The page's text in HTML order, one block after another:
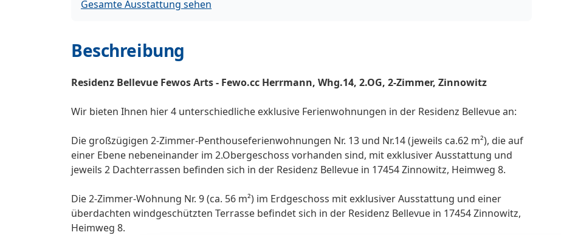
Gesamte Ausstattung sehen
Beschreibung
Residenz Bellevue Fewos Arts - Fewo.cc Herrmann, Whg.14, 2.OG, 2-Zimmer, Zinnowitz
Wir bieten Ihnen hier 4 unterschiedliche exklusive Ferienwohnungen in der Residenz Bellevue an:
Die großzügigen 2-Zimmer-Penthouseferienwohnungen Nr. 13 und Nr.14 (jeweils ca.62 m²), die auf
einer Ebene nebeneinander im 2.Obergeschoss vorhanden sind, mit exklusiver Ausstattung und
jeweils 2 Dachterrassen befinden sich in der Residenz Bellevue in 17454 Zinnowitz, Heimweg 8.
Die 2-Zimmer-Wohnung Nr. 9 (ca. 56 m²) im Erdgeschoss mit exklusiver Ausstattung und einer
überdachten windgeschützten Terrasse befindet sich in der Residenz Bellevue in 17454 Zinnowitz,
Heimweg 8.